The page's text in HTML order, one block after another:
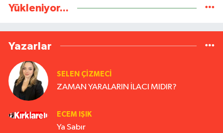
Yükleniyor...
Yazarlar
SELEN ÇİZMECİ
ZAMAN YARALARIN İLACI MIDIR?
ECEM IŞIK
Ya Sabır